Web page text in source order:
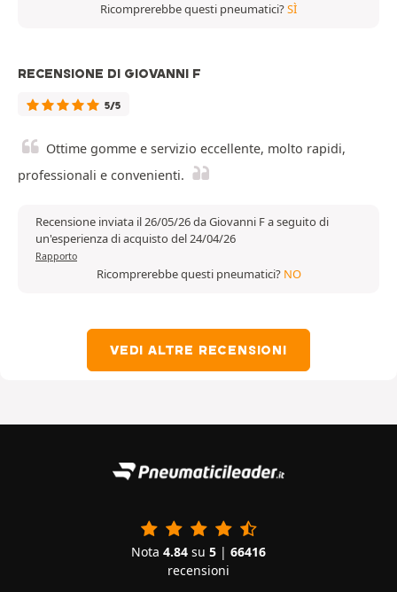
Ricomprerebbe questi pneumatici?SÌ
RECENSIONE DI GIOVANNI F
5/5
Ottime gomme e servizio eccellente, molto rapidi,
professionali e convenienti.
Recensione inviata il 26/05/26 da Giovanni F a seguito di
un'esperienza di acquisto del 24/04/26
Rapporto
Ricomprerebbe questi pneumatici? NO
VEDI ALTRE RECENSIONI
Nota 4.84 su 5 | 66416
recensioni